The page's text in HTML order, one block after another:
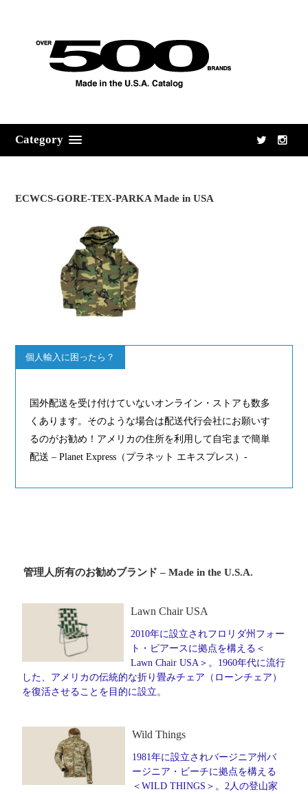
Category
ECWCS-GORE-TEX-PARKA Made in USA
個人輸入に困ったら？
国外配送を受け付けていないオンライン・ストアも数多
くあります。そのような場合は配送代行会社にお願いす
るのがお勧め！アメリカの住所を利用して自宅まで簡単
配送 – Planet Express（プラネット エキスプレス）-
管理人所有のお勧めブランド – Made in the U.S.A.
Lawn Chair USA
2010年に設立されフロリダ州フォー
ト・ピアースに拠点を構える＜
Lawn Chair USA＞。1960年代に流行
した、アメリカの伝統的な折り畳みチェア（ローンチェア）
を復活させることを目的に設立。
Wild Things
1981年に設立されバージニア州バ
ージニア・ビーチに拠点を構える
＜WILD THINGS＞。2人の登山家